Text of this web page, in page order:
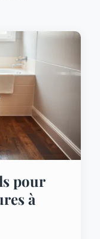
pour
à